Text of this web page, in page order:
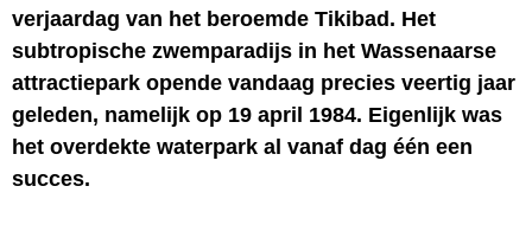
verjaardag van het beroemde Tikibad. Het
subtropische zwemparadijs in het Wassenaarse
attractiepark opende vandaag precies veertig jaar
geleden, namelijk op 19 april 1984. Eigenlijk was
het overdekte waterpark al vanaf dag één een
succes.